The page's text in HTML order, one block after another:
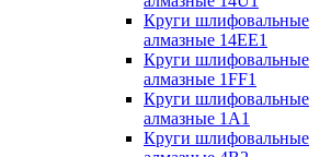
Круги шлифовальные
алмазные 14ЕЕ1
Круги шлифовальные
алмазные 1FF1
Круги шлифовальные
алмазные 1А1
Круги шлифовальные